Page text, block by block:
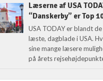
Læserne af USA
“Danskerby” er Top
USA TODAY er blandt
læste, dagblade i USA.
sine mange læsere
på årets